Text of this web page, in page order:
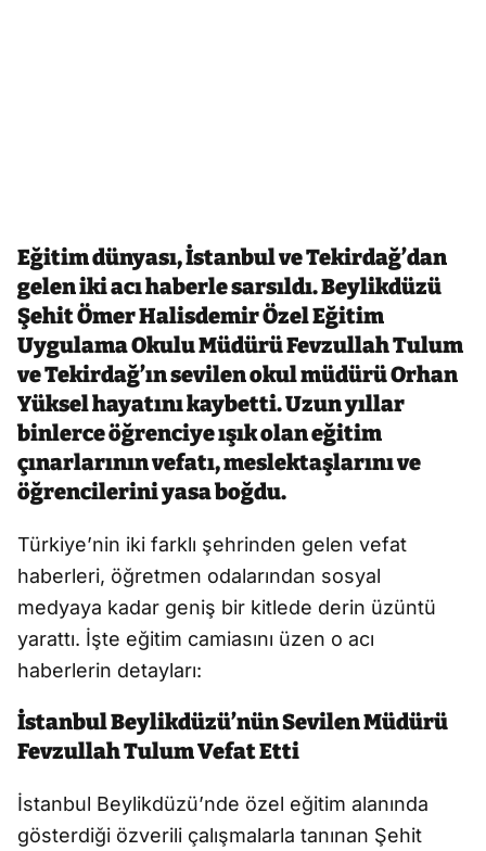
Eğitim dünyası, İstanbul ve Tekirdağ’dan
gelen iki acı haberle sarsıldı. Beylikdüzü
Şehit Ömer Halisdemir Özel Eğitim
Uygulama Okulu Müdürü Fevzullah Tulum
ve Tekirdağ’ın sevilen okul müdürü Orhan
Yüksel hayatını kaybetti. Uzun yıllar
binlerce öğrenciye ışık olan eğitim
çınarlarının vefatı, meslektaşlarını ve
öğrencilerini yasa boğdu.
Türkiye’nin iki farklı şehrinden gelen vefat
haberleri, öğretmen odalarından sosyal
medyaya kadar geniş bir kitlede derin üzüntü
yarattı. İşte eğitim camiasını üzen o acı
haberlerin detayları:
İstanbul Beylikdüzü’nün Sevilen Müdürü
Fevzullah Tulum Vefat Etti
İstanbul Beylikdüzü’nde özel eğitim alanında
gösterdiği özverili çalışmalarla tanınan Şehit